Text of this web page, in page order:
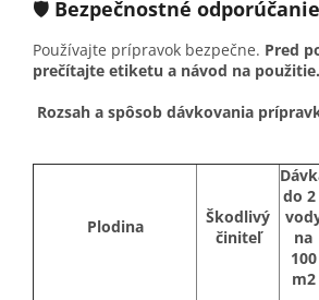
🛡️ Bezpečnostné odporúčanie
Používajte prípravok bezpečne. Pred
prečítajte etiketu a návod na použitie.
Rozsah a spôsob dávkovania
Plodina
Škodlivý
činiteľ
do 2
na
100
m2